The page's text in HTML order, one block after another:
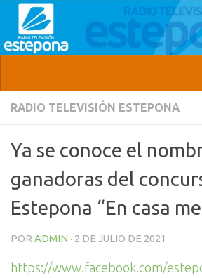
RADIO TELEVISIÓN ESTEPONA
Ya se conoce el
ganadoras del
Estepona “En casa
POR ADMIN · 2 DE JULIO DE 2021
https://www.facebook.com/